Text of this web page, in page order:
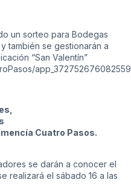
un sorteo para Bodegas
también se gestionarán a
“San Valentín”
app_372752676082559
Cuatro Pasos.
se darán a conocer el
realizará el sábado 16 a las